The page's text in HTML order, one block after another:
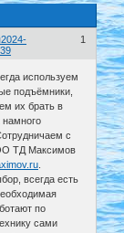
1
2024-
используем
подъёмники,
их брать в
намного
с
ТД Максимов
всегда есть
по
сами